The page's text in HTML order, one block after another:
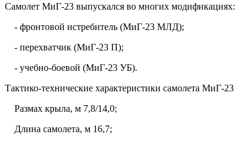
Самолет МиГ-23 выпускался во многих модификациях:
- фронтовой истребитель (МиГ-23 МЛД);
- перехватчик (МиГ-23 П);
- учебно-боевой (МиГ-23 УБ).
Тактико-технические характеристики самолета МиГ-23
Размах крыла, м 7,8/14,0;
Длина самолета, м 16,7;